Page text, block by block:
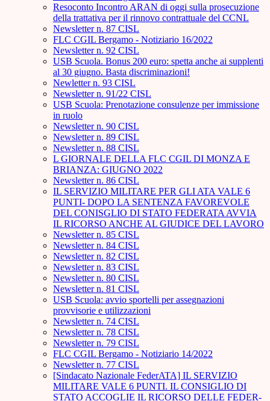
Resoconto Incontro ARAN di oggi sulla prosecuzione
della trattativa per il rinnovo contrattuale del CCNL
Newsletter n. 87 CISL
FLC CGIL Bergamo - Notiziario 16/2022
Newsletter n. 92 CISL
USB Scuola. Bonus 200 euro: spetta anche ai supplenti
al 30 giugno. Basta discriminazioni!
Newletter n. 93 CISL
Newsletter n. 91/22 CISL
USB Scuola: Prenotazione consulenze per immissione
in ruolo
Newsletter n. 90 CISL
Newsletter n. 89 CISL
Newsletter n. 88 CISL
L GIORNALE DELLA FLC CGIL DI MONZA E
BRIANZA: GIUGNO 2022
Newsletter n. 86 CISL
IL SERVIZIO MILITARE PER GLI ATA VALE 6
PUNTI- DOPO LA SENTENZA FAVOREVOLE
DEL CONISGLIO DI STATO FEDERATA AVVIA
IL RICORSO ANCHE AL GIUDICE DEL LAVORO
Newsletter n. 85 CISL
Newsletter n. 84 CISL
Newsletter n. 82 CISL
Newsletter n. 83 CISL
Newsletter n. 80 CISL
Newsletter n. 81 CISL
USB Scuola: avvio sportelli per assegnazioni
provvisorie e utilizzazioni
Newsletter n. 74 CISL
Newsletter n. 78 CISL
Newsletter n. 79 CISL
FLC CGIL Bergamo - Notiziario 14/2022
Newsletter n. 77 CISL
[Sindacato Nazionale FederATA] IL SERVIZIO
MILITARE VALE 6 PUNTI. IL CONSIGLIO DI
STATO ACCOGLIE IL RICORSO DELLE FEDER-